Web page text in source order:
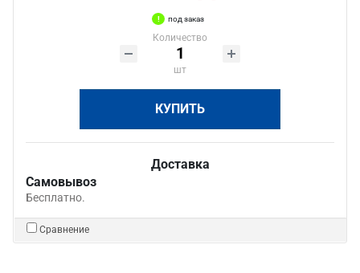
под заказ
Количество
шт
КУПИТЬ
Доставка
Самовывоз
Бесплатно.
Сравнение